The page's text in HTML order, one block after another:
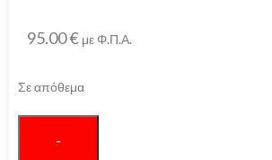
95.00€ με Φ.Π.Α.
Σε απόθεμα